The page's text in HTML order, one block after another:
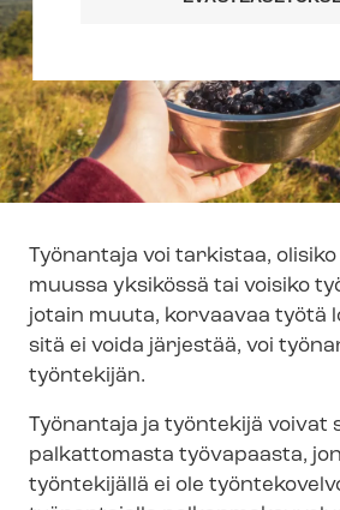
Työnantaja voi tarkistaa,
muussa yksikössä tai voisiko
jotain muuta, korvaavaa työtä
sitä ei voida järjestää, voi
työntekijän.
Työnantaja ja työntekijä voivat
palkattomasta työvapaasta,
työntekijällä ei ole